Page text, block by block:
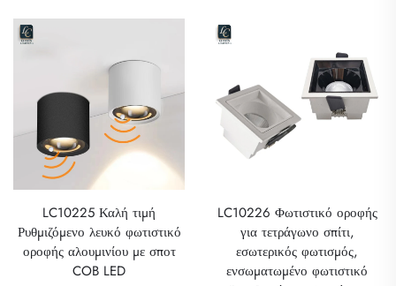
LC10225 Καλή τιμή
Ρυθμιζόμενο λευκό φωτιστικό
οροφής αλουμινίου με σποτ
COB LED
LC10226 Φωτιστικό οροφής
για τετράγωνο σπίτι,
εσωτερικός φωτισμός,
ενσωματωμένο φωτιστικό